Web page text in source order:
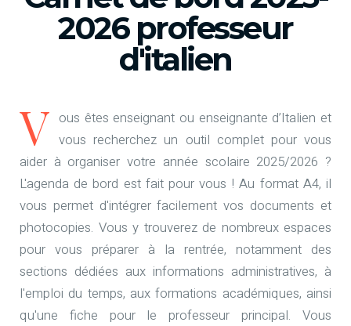
2026 professeur
d'italien
V ous êtes enseignant ou enseignante d’Italien et
vous recherchez un outil complet pour vous
aider à organiser votre année scolaire 2025/2026 ?
L'agenda de bord est fait pour vous ! Au format A4, il
vous permet d'intégrer facilement vos documents et
photocopies. Vous y trouverez de nombreux espaces
pour vous préparer à la rentrée, notamment des
sections dédiées aux informations administratives, à
l'emploi du temps, aux formations académiques, ainsi
qu'une fiche pour le professeur principal. Vous